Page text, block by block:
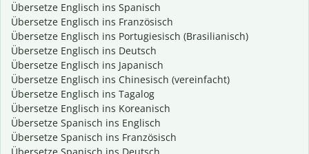
Übersetze Englisch ins Spanisch
Übersetze Englisch ins Französisch
Übersetze Englisch ins Portugiesisch (Brasilianisch)
Übersetze Englisch ins Deutsch
Übersetze Englisch ins Japanisch
Übersetze Englisch ins Chinesisch (vereinfacht)
Übersetze Englisch ins Tagalog
Übersetze Englisch ins Koreanisch
Übersetze Spanisch ins Englisch
Übersetze Spanisch ins Französisch